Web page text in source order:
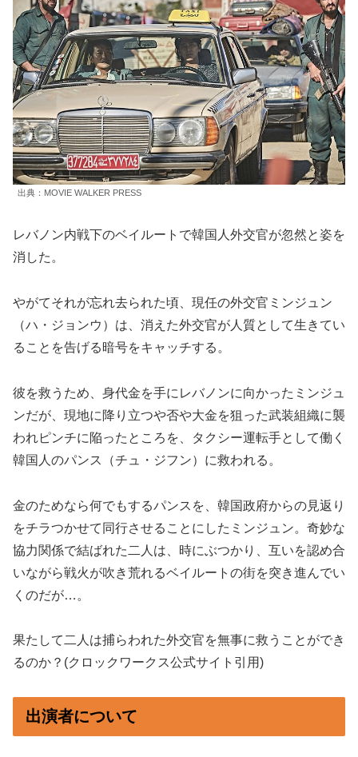
出典：MOVIE WALKER PRESS
レバノン内戦下のベイルートで韓国人外交官が忽然と姿を
消した。
やがてそれが忘れ去られた頃、現任の外交官ミンジュン
（ハ・ジョンウ）は、消えた外交官が人質として生きてい
ることを告げる暗号をキャッチする。
彼を救うため、身代金を手にレバノンに向かったミンジュ
ンだが、現地に降り立つや否や大金を狙った武装組織に襲
われピンチに陥ったところを、タクシー運転手として働く
韓国人のパンス（チュ・ジフン）に救われる。
金のためなら何でもするパンスを、韓国政府からの見返り
をチラつかせて同行させることにしたミンジュン。奇妙な
協力関係で結ばれた二人は、時にぶつかり、互いを認め合
いながら戦火が吹き荒れるベイルートの街を突き進んでい
くのだが…。
果たして二人は捕らわれた外交官を無事に救うことができ
るのか？(クロックワークス公式サイト引用)
出演者について